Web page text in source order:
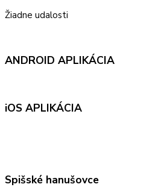
Žiadne udalosti
ANDROID APLIKÁCIA
iOS APLIKÁCIA
Spišské hanušovce